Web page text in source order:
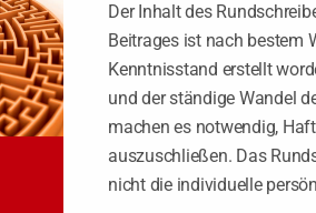
Progression abmildern sollte, war
einigen.
Erläuterungdes
die Reform erst ab 2014 zur
des Verlustrücktrags und
Der Inhalt des
Beitrages ist nach bestem
Kenntnisstand erstellt
und der ständige Wandel
machen es notwendig,
auszuschließen. Das
nicht die individuelle